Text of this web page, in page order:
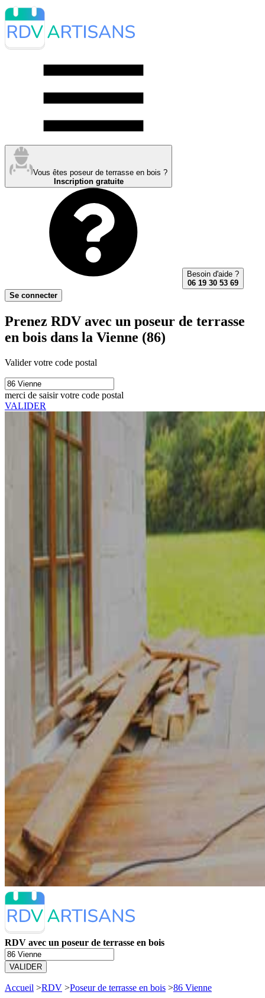
Vous êtes poseur de terrasse en bois ?
Inscription gratuite
Besoin d'aide ?
06 19 30 53 69
Se connecter
Prenez RDV avec un poseur de terrasse
en bois dans la Vienne (86)
Valider votre code postal
merci de saisir votre code postal
VALIDER
RDV avec un poseur de terrasse en bois
VALIDER
Accueil >RDV >Poseur de terrasse en bois >86 Vienne